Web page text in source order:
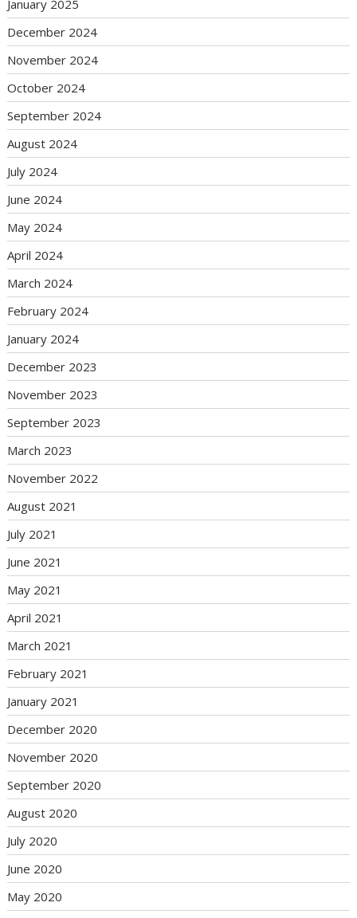
January 2025
December 2024
November 2024
October 2024
September 2024
August 2024
July 2024
June 2024
May 2024
April 2024
March 2024
February 2024
January 2024
December 2023
November 2023
September 2023
March 2023
November 2022
August 2021
July 2021
June 2021
May 2021
April 2021
March 2021
February 2021
January 2021
December 2020
November 2020
September 2020
August 2020
July 2020
June 2020
May 2020